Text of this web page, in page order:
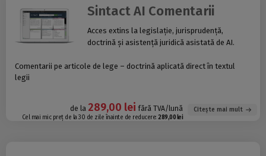
Sintact AI Comentarii
Acces extins la legislație, jurisprudență,
doctrină și asistență juridică asistată de AI.
Comentarii pe articole de lege – doctrină aplicată direct în textul
legii
de la 289,00 leifără TVA/lună
Cel mai mic preț de la 30 de zile înainte de reducere: 289,00 lei
Citește mai mult